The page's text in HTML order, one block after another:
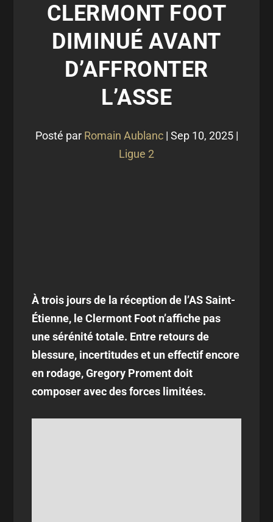
CLERMONT FOOT
DIMINUÉ AVANT
D’AFFRONTER
L’ASSE
Posté par Romain Aublanc| Sep 10, 2025|
Ligue 2
À trois jours de la réception de l’AS Saint-
Étienne, le Clermont Foot n’affiche pas
une sérénité totale. Entre retours de
blessure, incertitudes et un effectif encore
en rodage, Gregory Proment doit
composer avec des forces limitées.